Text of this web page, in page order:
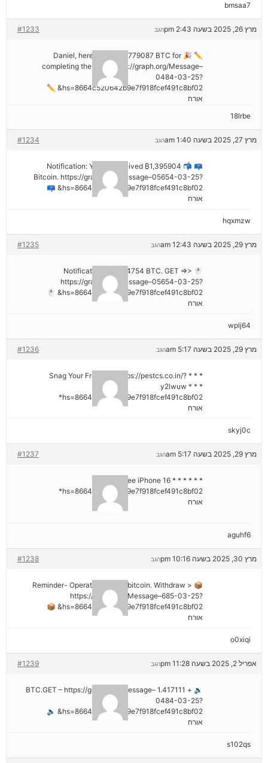
bmsaa7
מרץ 26, 2025 בשעה 2:43 pm #1233 הגב
✏ 🎉 Daniel, here's your ₿2,779087 BTC for
completing the task. https://graph.org/Message–
0484-03-25?
hs=8664c520642b9e7f918fcef491c8bf02& ✏
אורח
18lrbe
מרץ 27, 2025 בשעה 1:40 am #1234 הגב
📪 📬 Notification: You've received ₿1,395904
Bitcoin. https://graph.org/Message–05654-03-25?
hs=8664c520642b9e7f918fcef491c8bf02& 📪
אורח
hqxmzw
מרץ 29, 2025 בשעה 12:43 am #1235 הגב
🖱 Notification; + 1,424754 BTC. GET =>>
https://graph.org/Message–05654-03-25?
hs=8664c520642b9e7f918fcef491c8bf02& 🖱
אורח
wplj64
מרץ 29, 2025 בשעה 5:17 am #1236 הגב
* * * Snag Your Free Gift: https://pestcs.co.in/?
y2lwuw * * *
hs=8664c520642b9e7f918fcef491c8bf02*
אורח
skyj0c
מרץ 29, 2025 בשעה 5:17 am #1237 הגב
* * * Claim Free iPhone 16 * * *
hs=8664c520642b9e7f918fcef491c8bf02*
אורח
aguhf6
מרץ 30, 2025 בשעה 10:16 pm #1238 הגב
📦 Reminder- Operation 1.9598 bitcoin. Withdraw >
https://graph.org/Message–685-03-25?
hs=8664c520642b9e7f918fcef491c8bf02& 📦
אורח
o0xiqi
אפריל 2, 2025 בשעה 11:28 pm #1239 הגב
🔉 + 1.417111 BTC.GET – https://graph.org/Message–
0484-03-25?
hs=8664c520642b9e7f918fcef491c8bf02& 🔉
אורח
s102qs